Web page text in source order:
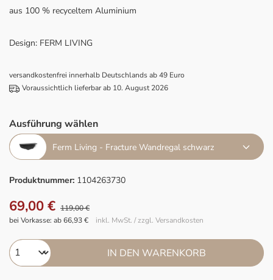
aus 100 % recyceltem Aluminium
Design: FERM LIVING
versandkostenfrei innerhalb Deutschlands ab 49 Euro
Voraussichtlich lieferbar ab 10. August 2026
Ausführung wählen
Ferm Living - Fracture Wandregal schwarz
Produktnummer: 1104263730
69,00 € 119,00 €
inkl. MwSt. / zzgl. Versandkosten
bei Vorkasse: ab 66,93 €
IN DEN WARENKORB